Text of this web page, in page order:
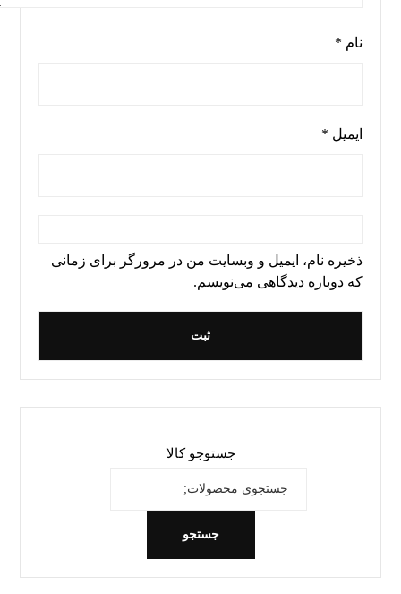
نام *
ایمیل *
ذخیره نام، ایمیل و وبسایت من در مرورگر برای زمانی
که دوباره دیدگاهی می‌نویسم.
جستوجو کالا
جستجو